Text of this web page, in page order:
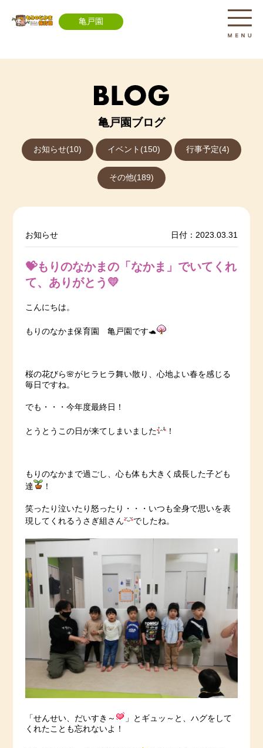
亀戸園
亀戸園ブログ
お知らせ(10) イベント(150) 行事予定(4)
その他(189)
お知らせ 日付：2023.03.31
💝もりのなかまの「なかま」でいてくれ
て、ありがとう💛
こんにちは。
もりのなかま保育園 亀戸園です🐢
桜の花びら🌸がヒラヒラ舞い散り、心地よい春を感じる
毎日ですね。
でも・・・今年度最終日！
とうとうこの日が来てしまいました ！
もりのなかまで過ごし、心も体も大きく成長した子ども
達
！
笑ったり泣いたり怒ったり・・・いつも全身で思いを表
現してくれるうさぎ組さん
でしたね。
「せんせい、だいすき～
」とギュッ～と、ハグをして
くれたことも忘れないよ！